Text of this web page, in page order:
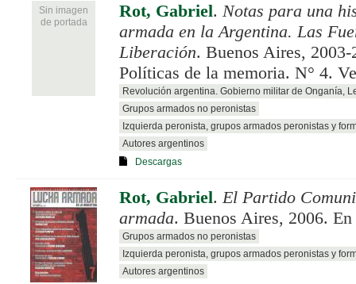
Sin imagen
de portada
Rot, Gabriel. Notas para una
armada en la Argentina. Las
Liberación. Buenos Aires,
Políticas de la memoria. N° 4.
Revolución argentina. Gobierno militar de Onganía,
Grupos armados no peronistas
Izquierda peronista, grupos armados peronistas y
Autores argentinos
Descargas
Rot, Gabriel. El Partido
armada. Buenos Aires, 2006.
Grupos armados no peronistas
Izquierda peronista, grupos armados peronistas y
Autores argentinos